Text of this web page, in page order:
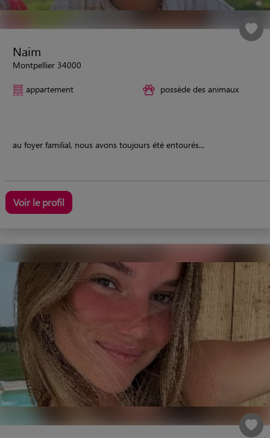
Naim
Montpellier 34000
appartement possède des animaux
au foyer familial, nous avons toujours été entourés...
Voir le profil